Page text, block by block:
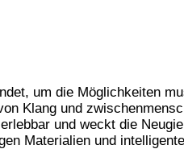
um die Möglichkeiten
Klang und
und weckt die
Materialien und